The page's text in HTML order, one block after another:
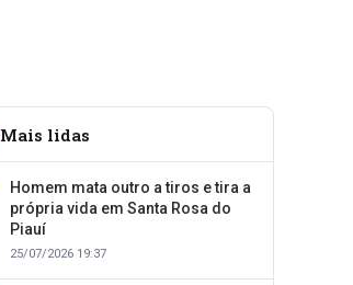
Mais lidas
Homem mata outro a tiros e tira a
própria vida em Santa Rosa do
Piauí
25/07/2026 19:37